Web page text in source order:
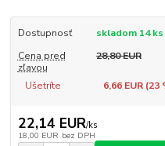
Dostupnosť
skladom 14 ks
Cena pred
zľavou
28,80 EUR
Ušetríte 6,66 EUR (23
22,14 EUR/ks
18,00 EUR bez DPH